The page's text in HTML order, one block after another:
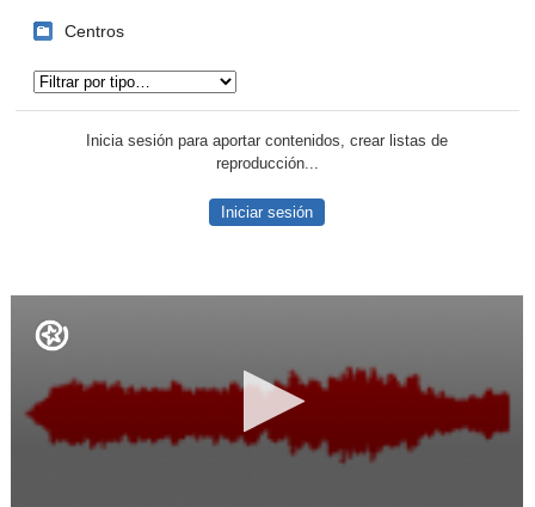
Centros
Inicia sesión para aportar contenidos, crear listas de
reproducción...
Iniciar sesión